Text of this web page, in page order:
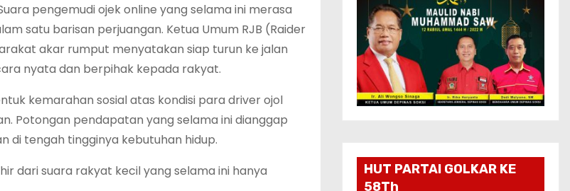
pengemudi ojek online yang selama ini merasa
satu barisan perjuangan. Ketua Umum RJB (Raider
akar rumput menyatakan siap turun ke jalan
nyata dan berpihak kepada rakyat.
kemarahan sosial atas kondisi para driver ojol
Potongan pendapatan yang selama ini dianggap
di tengah tingginya kebutuhan hidup.
dari suara rakyat kecil yang selama ini hanya
HUT PARTAI GOLKAR KE
58Th